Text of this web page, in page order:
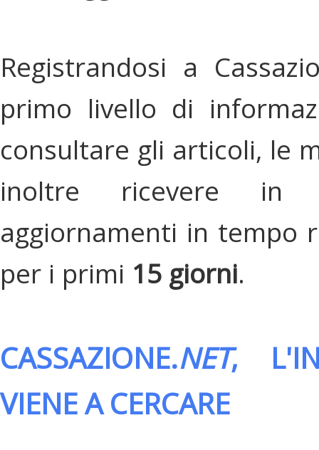
Registrandosi a
primo livello di
consultare gli articoli, le
inoltre ricevere in
aggiornamenti in tempo
per i primi 15 giorni.
CASSAZIONE.NET,
VIENE A CERCARE